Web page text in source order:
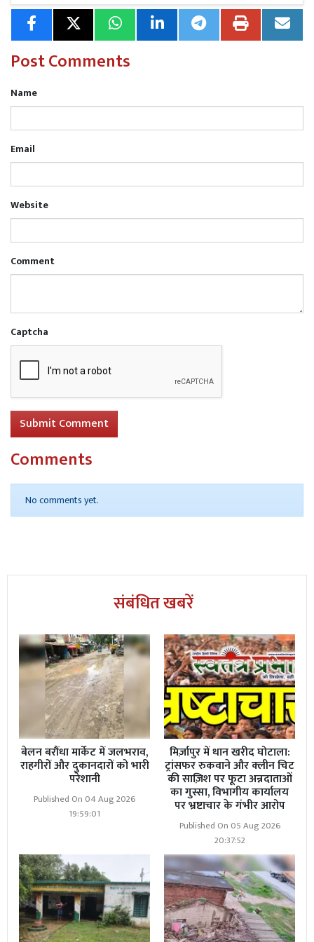
स्पष्ट खुलासा हो सकेगा। पुलिस मामले की हर पहलू से जांच कर रही
Post Comments
Name
Email
Website
Comment
Captcha
Submit Comment
Comments
No comments yet.
संबंधित खबरें
बेलन बरौंधा मार्केट में जलभराव,
राहगीरों और दुकानदारों को भारी
परेशानी
Published On 04 Aug 2026
19:59:01
मिर्ज़ापुर में धान खरीद घोटाला:
ट्रांसफर रुकवाने और क्लीन चिट
की साज़िश पर फूटा अन्नदाताओं
का गुस्सा, विभागीय कार्यालय
पर भ्रष्टाचार के गंभीर आरोप
Published On 05 Aug 2026
20:37:52